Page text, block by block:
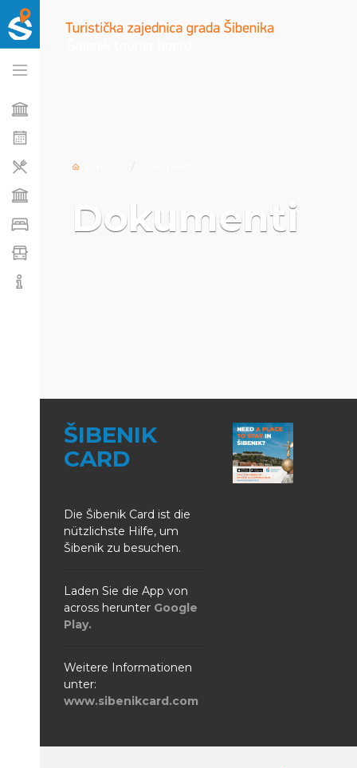
Dokumenti
ŠIBENIK
CARD
Die Šibenik Card ist die
nützlichste Hilfe, um
Šibenik zu besuchen.
Laden Sie die App von
across herunter Google
Play.
Weitere Informationen
unter:
www.sibenikcard.com